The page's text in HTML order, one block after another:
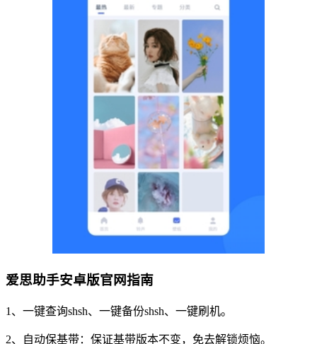
爱思助手安卓版官网指南
1、一键查询shsh、一键备份shsh、一键刷机。
2、自动保基带：保证基带版本不变，免去解锁烦恼。